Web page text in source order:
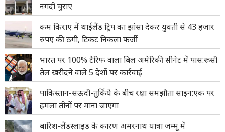
नगदी चुराए
कम किराए में थाईलैंड ट्रिप का झांसा देकर युवती से 43 हजार
रुपए की ठगी, टिकट निकला फर्जी
भारत पर 100% टैरिफ वाला बिल अमेरिकी सीनेट में पास:रूसी
तेल खरीदने वाले 5 देशों पर कार्रवाई
पाकिस्तान-सऊदी-तुर्किये के बीच रक्षा समझौता साइन:एक पर
हमला तीनों पर माना जाएगा
बारिश-लैंडस्लाइड के कारण अमरनाथ यात्रा जम्मू में